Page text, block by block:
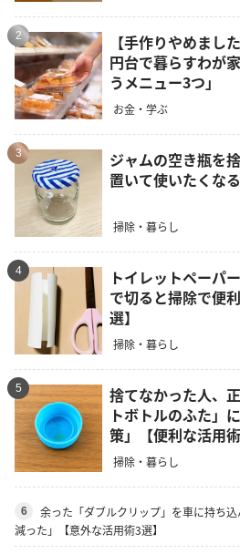
2
【手作りやめまし
円台で暮らすわが
うメニュー3つ」
お金・学ぶ
3
ジャムの空き瓶を
置いて使いたくな
掃除・暮らし
4
トイレットペーパ
で切ると掃除で便
選】
掃除・暮らし
5
捨てなかった人、
トボトルのふた」
策」【便利な活用術
掃除・暮らし
6
余った「ダブルクリップ」を車に持ち
減った」【意外な活用術3選】